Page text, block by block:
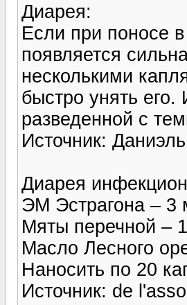
Диарея:
Если при поносе
появляется
несколькими
быстро унять
разведенной с
Источник:
Диарея
ЭМ Эстрагона –
Мяты перечной –
Масло Лесного
Наносить по 20
Источник: de